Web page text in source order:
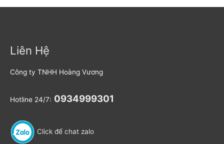
Liên Hệ
Công ty TNHH Hoàng Vương
Hotline 24/7: 0934999301
Click để chat zalo